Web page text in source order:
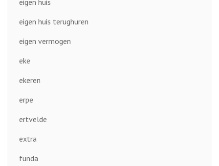
eigen huis terughuren
eigen vermogen
eke
ekeren
erpe
ertvelde
extra
funda